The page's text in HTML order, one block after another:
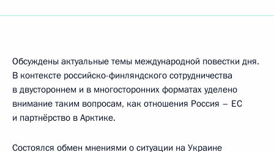
Обсуждены актуальные темы международной повестки дня.
В контексте российско-финляндского сотрудничества
в двустороннем и в многосторонних форматах уделено
внимание таким вопросам, как отношения Россия – EC
и партнёрство в Арктике.
Состоялся обмен мнениями о ситуации на Украине